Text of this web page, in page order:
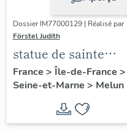
Dossier IM77000129 | Réalisé par
Förstel Judith
statue de sainte
Thérèse de Lisieux
France > Île-de-France >
Seine-et-Marne > Melun